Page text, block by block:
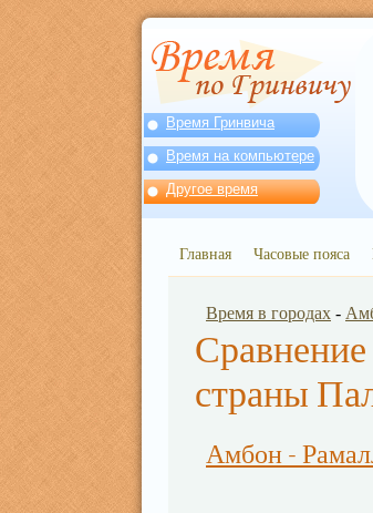
Время Гринвича
Время на компьютере
Другое время
Главная Часовые пояса
Время в городах -
страны
Амбон -